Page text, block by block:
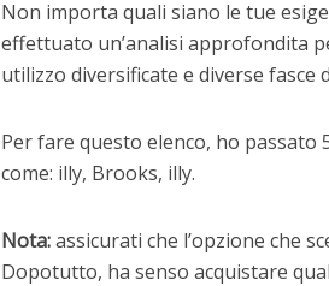
Non importa quali siano le tue
effettuato un’analisi approfondita
utilizzo diversificate e diverse fasce
Per fare questo elenco, ho passato
come: illy, Brooks, illy.
Nota:assicurati che l’opzione che
Dopotutto, ha senso acquistare